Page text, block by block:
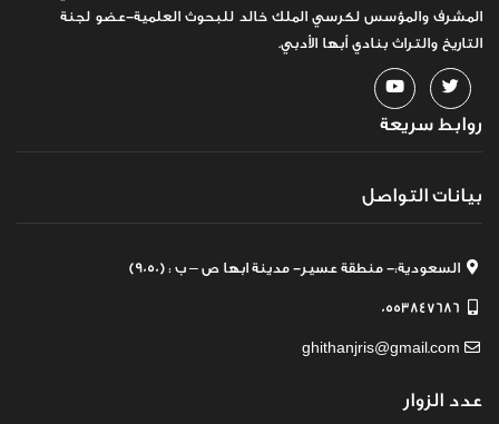
المشرف والمؤسس لكرسي الملك خالد للبحوث العلمية-عضو لجنة
التاريخ والتراث بنادي أبها الأدبي.
روابط سريعة
بيانات التواصل
السعودية:- منطقة عسير- مدينة ابها ص – ب : (9050)
0553847686
ghithanjris@gmail.com
عدد الزوار